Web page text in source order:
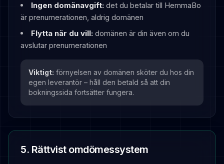
Ingen domänavgift: det du betalar till HemmaBo
är prenumerationen, aldrig domänen
Flytta när du vill: domänen är din även om du
avslutar prenumerationen
Viktigt: förnyelsen av domänen sköter du hos din
egen leverantör – håll den betald så att din
bokningssida fortsätter fungera.
5. Rättvist omdömessystem